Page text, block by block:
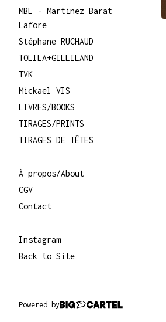
MBL - Martinez Barat
Lafore
Stéphane RUCHAUD
TOLILA+GILLILAND
TVK
Mickael VIS
LIVRES/BOOKS
TIRAGES/PRINTS
TIRAGES DE TÊTES
À propos/About
CGV
Contact
Instagram
Back to Site
Powered by